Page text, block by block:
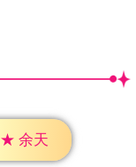
★ 余天